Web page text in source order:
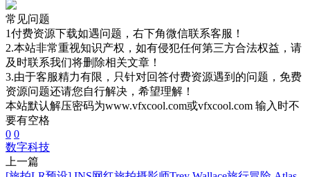
常见问题
1付费资源下载如遇问题，右下角微信联系客服！
2.本站非常重视知识产权，如有侵犯任何第三方合法权益，请
及时联系我们将删除相关文章！
3.由于客服精力有限，只针对回答付费资源遇到的问题，免费
资源问题还请您自行解决，希望理解！
本站默认解压密码为www.vfxcool.com或vfxcool.com 输入时不
要有空格
0 0
数字科技
上一篇